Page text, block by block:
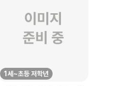
1세~초등 저학년